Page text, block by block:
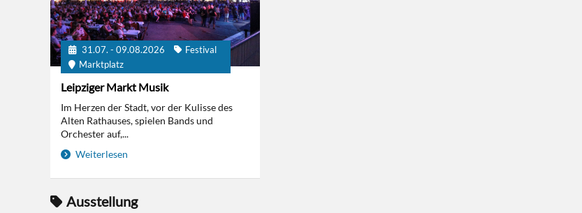
31.07. - 09.08.2026
Festival
Marktplatz
Leipziger Markt Musik
Im Herzen der Stadt, vor der Kulisse des
Alten Rathauses, spielen Bands und
Orchester auf,...
Weiterlesen
Ausstellung